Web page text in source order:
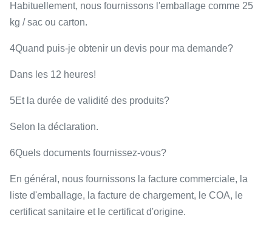
Habituellement, nous fournissons l'emballage comme 25
kg / sac ou carton.
4Quand puis-je obtenir un devis pour ma demande?
Dans les 12 heures!
5Et la durée de validité des produits?
Selon la déclaration.
6Quels documents fournissez-vous?
En général, nous fournissons la facture commerciale, la
liste d'emballage, la facture de chargement, le COA, le
certificat sanitaire et le certificat d'origine.